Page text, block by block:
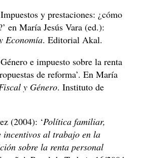
y prestaciones: ¿cómo
en María Jesús Vara (ed.):
Economía. Editorial Akal.
e impuesto sobre la renta
de reforma’. En María
y Género. Instituto de
(2004): ‘Política familiar,
incentivos al trabajo en la
sobre la renta personal